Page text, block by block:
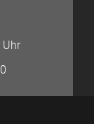
Uhr